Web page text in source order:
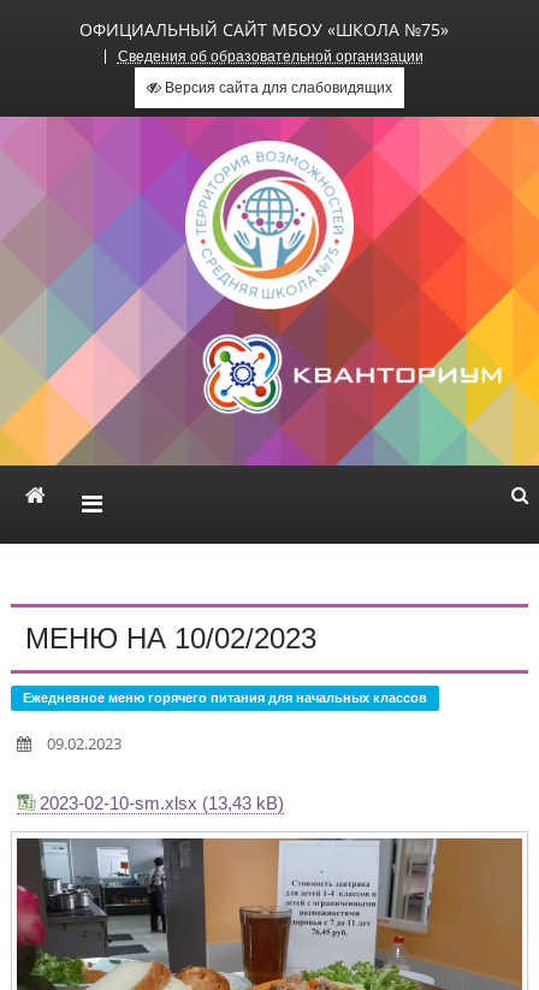
ОФИЦИАЛЬНЫЙ САЙТ МБОУ «ШКОЛА №75»
Сведения об образовательной организации
Версия сайта для слабовидящих
Официальный сайт МБОУ
«Школа №75»
МЕНЮ НА 10/02/2023
Ежедневное меню горячего питания для начальных классов
09.02.2023
2023-02-10-sm.xlsx